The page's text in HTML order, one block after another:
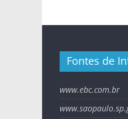
Fontes de
www.ebc.com.br